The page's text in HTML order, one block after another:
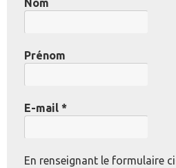
Nom
Prénom
E-mail *
En renseignant le formulaire